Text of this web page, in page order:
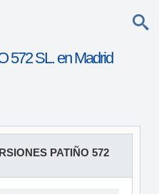
572 SL. en Madrid
PATIÑO 572